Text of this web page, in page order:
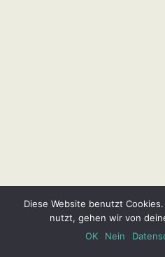
Diese Website benutzt
nutzt, gehen wir von
OK
Nein